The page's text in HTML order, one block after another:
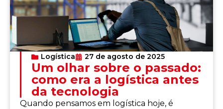
Logística 27 de agosto de 2025
Um olhar sobre o passado:
como era a logística antes
da tecnologia
Quando pensamos em logística hoje, é